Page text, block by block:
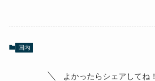
国内
よかったらシェアしてね！